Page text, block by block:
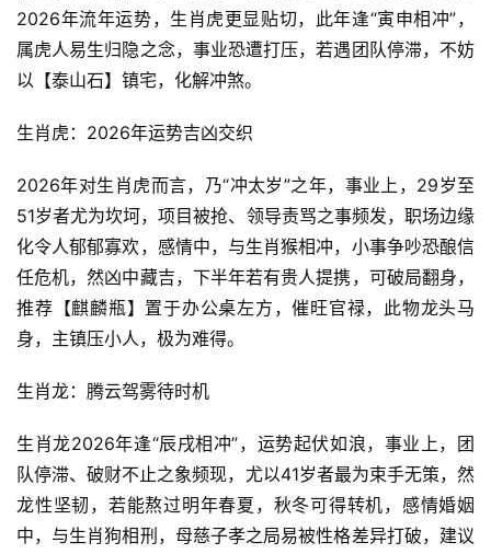
2026年流年运势，生肖虎更显贴切，此年逢“寅申相冲”，
属虎人易生归隐之念，事业恐遭打压，若遇团队停滞，不妨
以【泰山石】镇宅，化解冲煞。
生肖虎：2026年运势吉凶交织
2026年对生肖虎而言，乃“冲太岁”之年，事业上，29岁至
51岁者尤为坎坷，项目被抢、领导责骂之事频发，职场边缘
化令人郁郁寡欢，感情中，与生肖猴相冲，小事争吵恐酿信
任危机，然凶中藏吉，下半年若有贵人提携，可破局翻身，
推荐【麒麟瓶】置于办公桌左方，催旺官禄，此物龙头马
身，主镇压小人，极为难得。
生肖龙：腾云驾雾待时机
生肖龙2026年逢“辰戌相冲”，运势起伏如浪，事业上，团
队停滞、破财不止之象频现，尤以41岁者最为束手无策，然
龙性坚韧，若能熬过明年春夏，秋冬可得转机，感情婚姻
中，与生肖狗相刑，母慈子孝之局易被性格差异打破，建议